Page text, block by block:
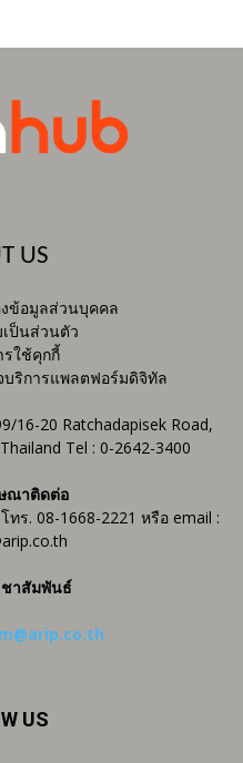
US
ข้อมูลส่วนบุคคล
ป็นส่วนตัว
ใช้คุกกี้
บริการแพลตฟอร์มดิจิทัล
16-20 Ratchadapisek Road,
Tel : 0-2642-3400
ณาติดต่อ
. 08-1668-2221 หรือ email :
ชาสัมพันธ์
US